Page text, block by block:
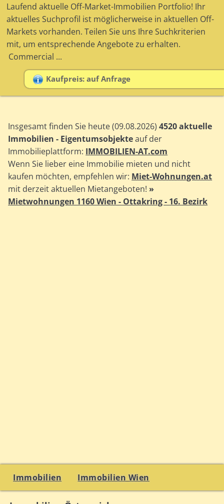
Laufend aktuelle Off-Market-Immobilien Portfolio! Ihr
aktuelles Suchprofil ist möglicherweise in aktuellen Off-
Markets vorhanden. Teilen Sie uns Ihre Suchkriterien
mit, um entsprechende Angebote zu erhalten.
Commercial ...
Kaufpreis: auf Anfrage
Insgesamt finden Sie heute (09.08.2026)4520 aktuelle
Immobilien - Eigentumsobjekteauf der
Immobilieplattform: IMMOBILIEN-AT.com
Wenn Sie lieber eine Immobilie mieten und nicht
kaufen möchten, empfehlen wir: Miet-Wohnungen.at
mit derzeit aktuellen Mietangeboten! »
Mietwohnungen 1160 Wien - Ottakring - 16. Bezirk
Immobilien Immobilien Wien